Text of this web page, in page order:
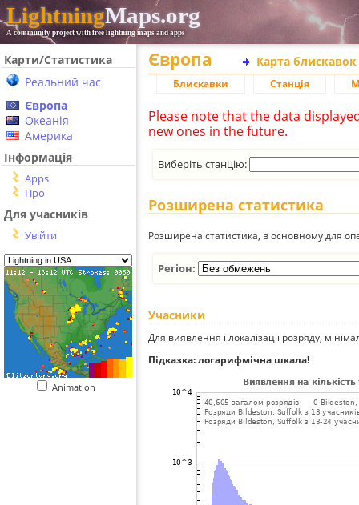
LightningMaps.org
A community project with free lightning maps and apps
Карти/Статистика
Реальний час
Європа
Океанія
Америка
Інформація
Apps
Про
Для учасників
Увійти
Animation
Європа Карта
Блискавки Станція
Please note that the data
new ones in the future.
Виберіть станцію:
Розширена статистика
Розширена статистика, в основному для
Регіон:
Учасники
Для виявлення і локалізації розряду,
Підказка: логарифмічна шкала!